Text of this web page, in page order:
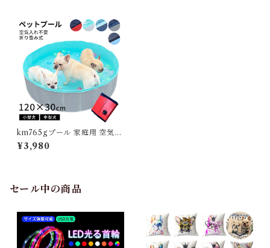
km765gプール 家庭用 空気入
れ不要 コンパクト 収納 持ち運
び ペットプール ボールプール
トドア キャンプ 暑さ対策 夏
贈り物 120cm×30cm KM76
¥3,980
セール中の商品